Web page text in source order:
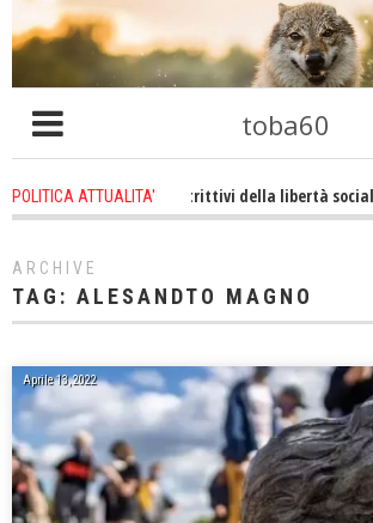
toba60
POLITICA ATTUALITA'
e decreti restrittivi della libertà sociale e
ARCHIVE
TAG: ALESANDTO MAGNO
Aprile 13, 2022